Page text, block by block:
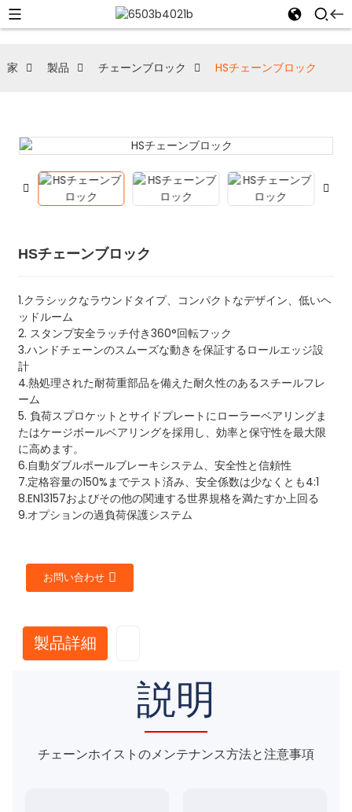
家 製品 チェーンブロック HSチェーンブロック
HSチェーンブロック
1.クラシックなラウンドタイプ、コンパクトなデザイン、低いヘ
ッドルーム
2. スタンプ安全ラッチ付き360°回転フック
3.ハンドチェーンのスムーズな動きを保証するロールエッジ設
計
4.熱処理された耐荷重部品を備えた耐久性のあるスチールフレ
ーム
5. 負荷スプロケットとサイドプレートにローラーベアリングま
たはケージボールベアリングを採用し、効率と保守性を最大限
に高めます。
6.自動ダブルポールブレーキシステム、安全性と信頼性
7.定格容量の150%までテスト済み、安全係数は少なくとも4:1
8.EN13157およびその他の関連する世界規格を満たすか上回る
9.オプションの過負荷保護システム
お問い合わせ
製品詳細
説明
チェーンホイストのメンテナンス方法と注意事項